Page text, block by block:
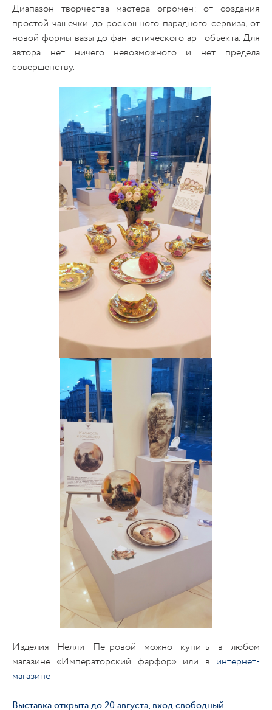
Диапазон творчества мастера огромен: от создания
простой чашечки до роскошного парадного сервиза, от
новой формы вазы до фантастического арт-объекта. Для
автора нет ничего невозможного и нет предела
совершенству.
Изделия Нелли Петровой можно купить в любом
магазине «Императорский фарфор» или в интернет-
магазине
Выставка открыта до 20 августа, вход свободный.